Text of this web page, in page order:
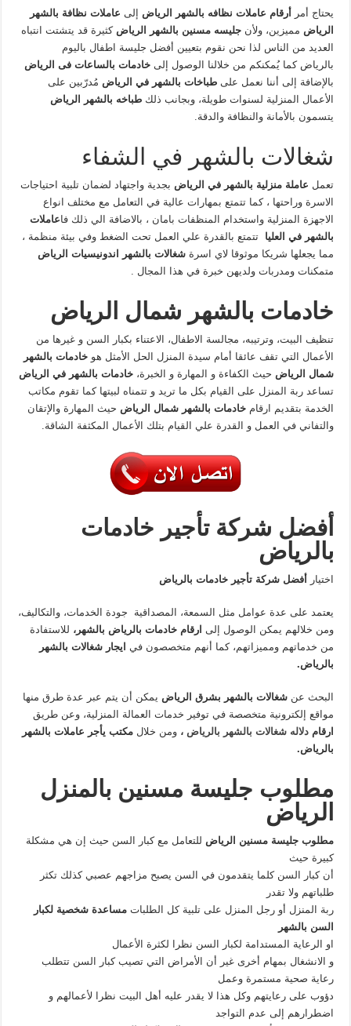
يحتاج أمر أرقام عاملات نظافه بالشهر الرياض إلى عاملات نظافة بالشهر
الرياض مميزين، ولأنجليسه مسنين بالشهر الرياضكثيرة قد يتشتت انتباه
العديد من الناس لذا نحن نقوم بتعيين أفضل جليسة اطفال باليوم
بالرياض كما يُمكنكم من خلالنا الوصول إلى خادمات بالساعات فى الرياض
بالإضافة إلى أننا نعمل علىطباخات بالشهر في الرياض مُدرّبين على
الأعمال المنزلية لسنوات طويلة، وبجانب ذلكطباخه بالشهر الرياض
يتسمون بالأمانة والنظافة والدقة.
شغالات بالشهر في الشفاء
تعمل عاملة منزلية بالشهر في الرياض بجدية واجتهاد لضمان تلبية احتياجات
الاسرة وراحتها ، كما تتمتع بمهارات عالية في التعامل مع مختلف انواع
الاجهزة المنزلية واستخدام المنظفات بامان ، بالاضافة الي ذلك فاعاملات
بالشهر في العلياتتمتع بالقدرة علي العمل تحت الضغط وفي بيئة منظمة ،
مما يجعلها شريكا موثوقا لاي اسرةشغالات بالشهر اندونيسيات الرياض
متمكنات ومدربات ولديهن خبرة في هذا المجال .
خادمات بالشهر شمال الرياض
تنظيف البيت، وترتيبه، مجالسة الاطفال، الاعتناء بكبار السن و غيرها من
الأعمال التي تقف عائقا أمام سيدة المنزل الحل الأمثل هوخادمات بالشهر
شمال الرياض حيث الكفاءة و المهارة و الخبرة،خادمات بالشهر في الرياض
تساعد ربة المنزل على القيام بكل ما تريد و تتمناه لبيتها كما تقوم مكاتب
الخدمة بتقديم ارقامخادمات بالشهر شمال الرياض حيث المهارة والإتقان
والتفاني في العمل و القدرة علي القيام بتلك الأعمال المكثفة الشاقة.
أفضل شركة تأجير خادمات
بالرياض
اختيار أفضل شركة تأجير خادمات بالرياض
يعتمد على عدة عوامل مثل السمعة، المصداقية جودة الخدمات، والتكاليف،
ومن خلالهم يمكن الوصول إلى ارقام خادمات بالرياض بالشهر، للاستفادة
من خدماتهم ومميزاتهم، كما أنهم متخصصون في
ايجار شغالات بالشهر
بالرياض.
البحث عنشغالات بالشهر بشرق الرياض يمكن أن يتم عبر عدة طرق منها
مواقع إلكترونية متخصصة في توفير خدمات العمالة المنزلية، وعن طريق
ارقامدلاله شغالات بالشهر بالرياض ،ومن خلالمكتب يأجر عاملات بالشهر
بالرياض.
مطلوب جليسة مسنين بالمنزل
الرياض
مطلوب جليسة مسنين الرياض للتعامل مع كبار السن حيث إن هي مشكلة
كبيرة حيث
أن كبار السن كلما يتقدمون في السن يصبح مزاجهم عصبي كذلك تكثر
طلباتهم ولا تقدر
ربة المنزل أو رجل المنزل على تلبية كل الطلباتمساعدة شخصية لكبار
السن بالشهر
او الرعاية المستدامة لكبار السن نظرا لكثرة الأعمال
و الانشغال بمهام أخرى غير أن الأمراض التي تصيب كبار السن تتطلب
رعاية صحية مستمرة وعمل
دؤوب على رعايتهم وكل هذا لا يقدر عليه أهل البيت نظرا لأعمالهم و
اضطرارهم إلى عدم التواجد